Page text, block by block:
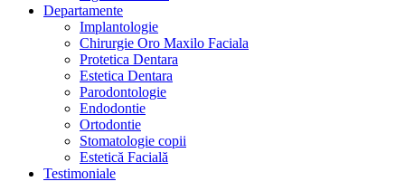
Departamente
Implantologie
Chirurgie Oro Maxilo Faciala
Protetica Dentara
Estetica Dentara
Parodontologie
Endodontie
Ortodontie
Stomatologie copii
Estetică Facială
Testimoniale